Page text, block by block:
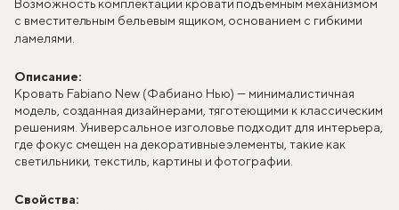
Возможность комплектации кровати подъёмным механизмом
с вместительным бельевым ящиком, основанием с гибкими
ламелями.
Описание:
Кровать Fabiano New (Фабиано Нью) — минималистичная
модель, созданная дизайнерами, тяготеющими к классическим
решениям. Универсальное изголовье подходит для интерьера,
где фокус смещен на декоративные элементы, такие как
светильники, текстиль, картины и фотографии.
Свойства: